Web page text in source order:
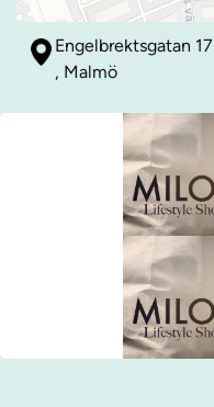
Engelbrektsgatan 17
, Malmö